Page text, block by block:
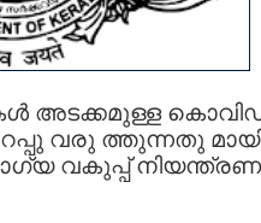
അടക്കമുള്ള
വരു ത്തുന്നതു
വകുപ്പ് നിയന്ത്രണ